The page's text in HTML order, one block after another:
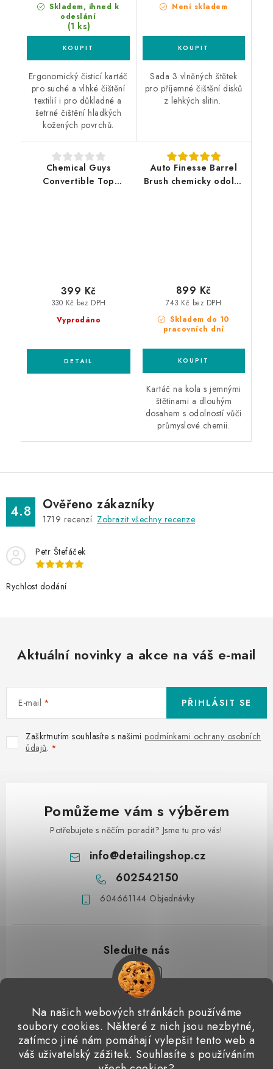
Na našich webových stránkách používáme
soubory cookies. Některé z nich jsou nezbytné,
zatímco jiné nám pomáhají vylepšit tento web a
váš uživatelský zážitek. Souhlasíte s používáním
Skladem, ihned k
odeslání
(1 ks)
Ergonomický čisticí kartáč
pro suché a vlhké čištění
textilií i pro důkladné a
šetrné čištění hladkých
kožených povrchů.
Není skladem
Sada 3 vlněných štětek
pro příjemné čištění disků
z lehkých slitin.
Chemical Guys
Convertible Top
Vyprodáno
330 Kč bez DPH
399 Kč
Auto Finesse Barrel
Brush chemicky odolný
Skladem do 10
pracovních dní
743 Kč bez DPH
899 Kč
Kartáč na kola s jemnými
štětinami a dlouhým
dosahem s odolností vůči
průmyslové chemii.
4.8 Ověřeno zákazníky
1719 recenzí. Zobrazit všechny recenze
Petr Štefáček
Rychlost dodání
Aktuální novinky a akce na váš e-mail
E-mail
Zaškrtnutím souhlasíte s našimi podmínkami ochrany osobních
údajů.
PŘIHLÁSIT SE
Pomůžeme vám s výběrem
Potřebujete s něčím poradit? Jsme tu pro vás!
info@detailingshop.cz
602542150
604661144 Objednávky
Přijímáme online platby
Detailingclub Dodo Juice Gyeon Quartz ValetPRO